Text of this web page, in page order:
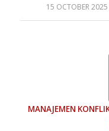
15 OCTOBER 2025
/
MANAJEMEN